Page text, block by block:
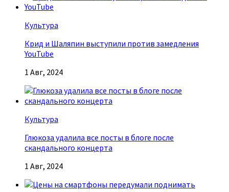
Культура
Крид и Шаляпин выступили против замедления
YouTube
1 Авг, 2024
Культура
Глюкоза удалила все посты в блоге после
скандального концерта
1 Авг, 2024